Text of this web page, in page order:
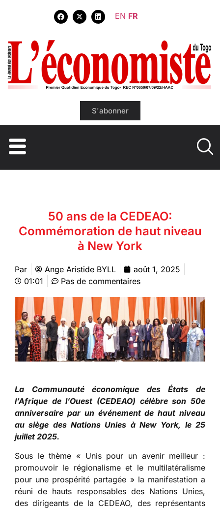
EN FR
S'abonner
50 ans de la CEDEAO:
Commémoration de haut niveau
à New York
Par Ange Aristide BYLL
août 1, 2025
01:01
Pas de commentaires
La Communauté économique des États de
l’Afrique de l’Ouest (CEDEAO) célèbre son 50e
anniversaire par un événement de haut niveau
au siège des Nations Unies à New York, le 25
juillet 2025.
Sous le thème « Unis pour un avenir meilleur :
promouvoir le régionalisme et le multilatéralisme
pour une prospérité partagée » la manifestation a
réuni de hauts responsables des Nations Unies,
des dirigeants de la CEDEAO, des représentants